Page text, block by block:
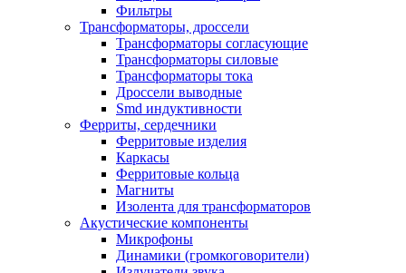
Фильтры
Трансформаторы, дроссели
Трансформаторы согласующие
Трансформаторы силовые
Трансформаторы тока
Дроссели выводные
Smd индуктивности
Ферриты, сердечники
Ферритовые изделия
Каркасы
Ферритовые кольца
Магниты
Изолента для трансформаторов
Акустические компоненты
Микрофоны
Динамики (громкоговорители)